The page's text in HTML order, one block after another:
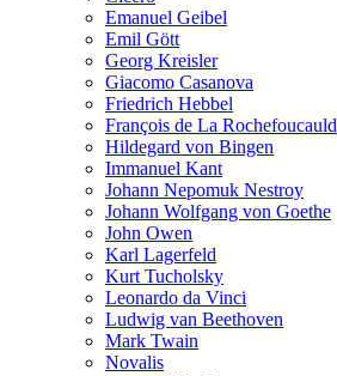
Emanuel Geibel
Emil Gött
Georg Kreisler
Giacomo Casanova
Friedrich Hebbel
François de La Rochefoucauld
Hildegard von Bingen
Immanuel Kant
Johann Nepomuk Nestroy
Johann Wolfgang von Goethe
John Owen
Karl Lagerfeld
Kurt Tucholsky
Leonardo da Vinci
Ludwig van Beethoven
Mark Twain
Novalis